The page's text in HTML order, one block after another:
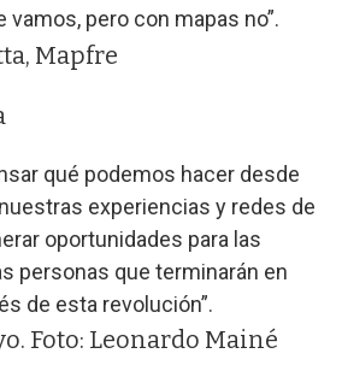
vamos, pero con mapas no”.
qué podemos hacer desde
experiencias y redes de
oportunidades para las
personas que terminarán en
de esta revolución”.